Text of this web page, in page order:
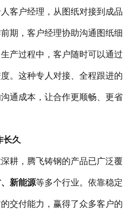
户经理，从图纸对接到成品
期，客户经理协助沟通图纸细
产过程中，客户随时可以通过
。这种专人对接、全程跟进的
通成本，让合作更顺畅、更省
长久
，腾飞铸钢的产品已广泛覆
新能源等多个行业。依靠稳定
交付能力，赢得了众多客户的